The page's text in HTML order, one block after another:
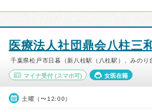
医療法人社団鼎会八柱三
千葉県松戸市日暮（新八柱駅（八柱駅）、みのり
マイナ受付 (スマホ可) 女医在籍
土曜（〜12:00）